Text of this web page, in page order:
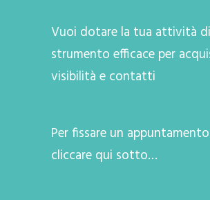
Vuoi dotare la tua attività
strumento efficace per
visibilità e contatti
Per fissare un
cliccare qui sotto…